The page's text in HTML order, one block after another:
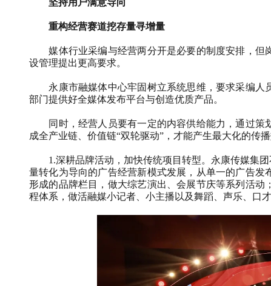
坚持用户满意导向
重构经营赛道挖存量寻增量
媒体行业采编与经营两分开是必要的制度安排，
设管理提出更高要求。
永康市融媒体中心牢固树立系统思维，要求采编
部门提供好全媒体发布平台与创造优质产品。
同时，经营人员要有一定的内容供给能力，通过
成全产业链、价值链“双轮驱动”，才能产生最大化的传
1.深耕品牌活动，加快传统项目转型。永康传媒集
量转化为导向的广告经营新模式发展，从单一的广告
形成的品牌栏目，做大综艺演出、会展节庆等系列活
程体系，做活融媒小记者、小主播以及舞蹈、声乐、口